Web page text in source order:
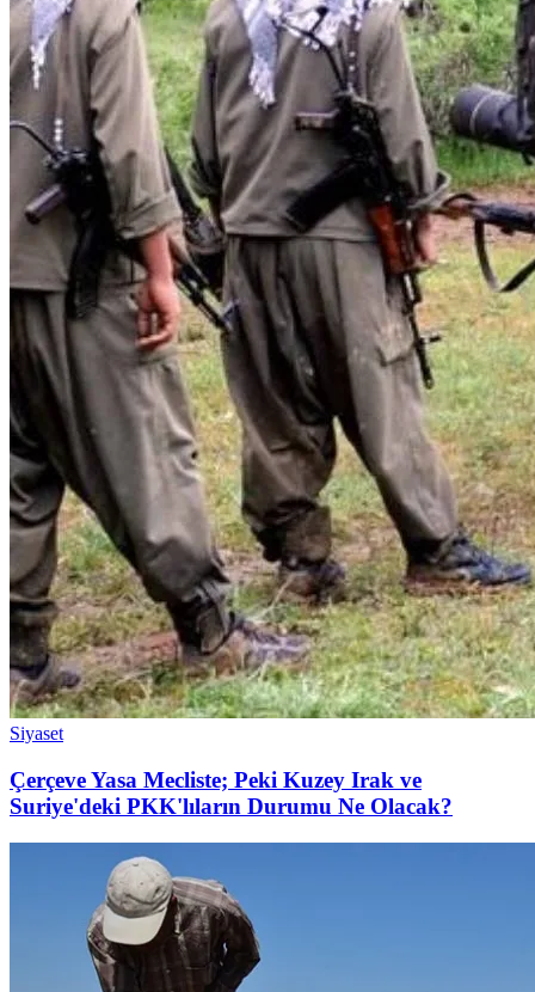
Siyaset
Çerçeve Yasa Mecliste; Peki Kuzey Irak ve
Suriye'deki PKK'lıların Durumu Ne Olacak?